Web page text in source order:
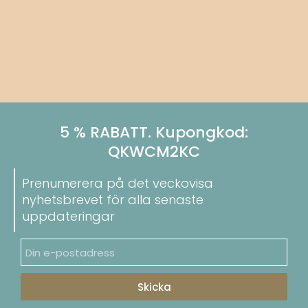
5 % RABATT. Kupongkod:
QKWCM2KC
Prenumerera på det veckovisa
nyhetsbrevet för alla senaste
uppdateringar
Skicka